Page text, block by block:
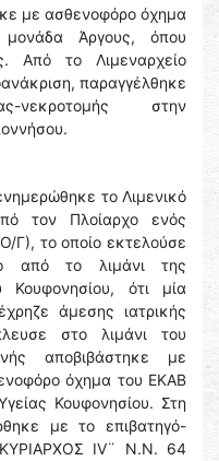
με ασθενοφόρο όχημα
Άργους, όπου
Από το Λιμεναρχείο
παραγγέλθηκε
νεκροτομής στην
το Λιμενικό
τον Πλοίαρχο ενός
Γ), το οποίο εκτελούσε
από το λιμάνι της
ότι μία
άμεσης ιατρικής
στο λιμάνι του
αποβιβάστηκε με
όχημα του ΕΚΑΒ
Κουφονησίου. Στη
με το επιβατηγό-
ΙV¨ Ν.Ν. 64